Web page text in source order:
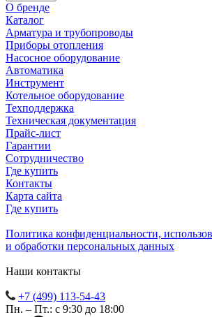
О бренде
Каталог
Арматура и трубопроводы
Приборы отопления
Насосное оборудование
Автоматика
Инструмент
Котельное оборудование
Техподдержка
Техническая документация
Прайс-лист
Гарантии
Сотрудничество
Где купить
Контакты
Карта сайта
Где купить
Политика конфиденциальности,
и обработки персональных данных
Наши контакты
+7 (499) 113-54-43
Пн. – Пт.: с 9:30 до 18:00